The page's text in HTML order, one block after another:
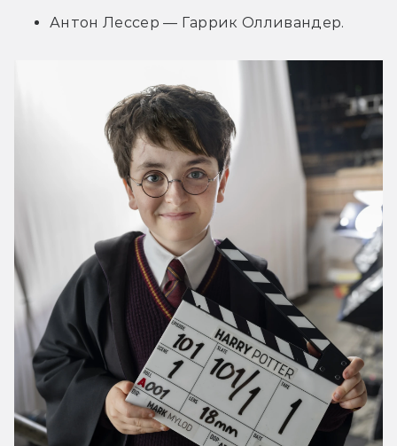
Антон Лессер — Гаррик Олливандер.